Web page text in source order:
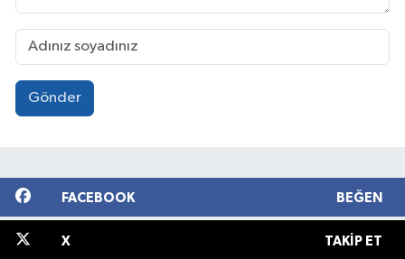
Gönder
FACEBOOK BEĞEN
X TAKIP ET